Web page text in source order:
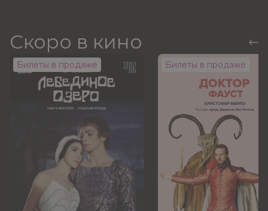
Скоро в кино
Билеты в продаже Билеты в продаже